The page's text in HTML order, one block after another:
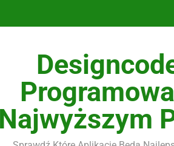
Najwyższym